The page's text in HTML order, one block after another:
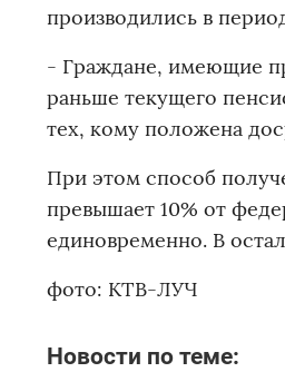
производились в
- Граждане, имеющие
раньше текущего
тех, кому положена
При этом способ
превышает 10% от
единовременно. В
фото: КТВ-ЛУЧ
Новости по теме: